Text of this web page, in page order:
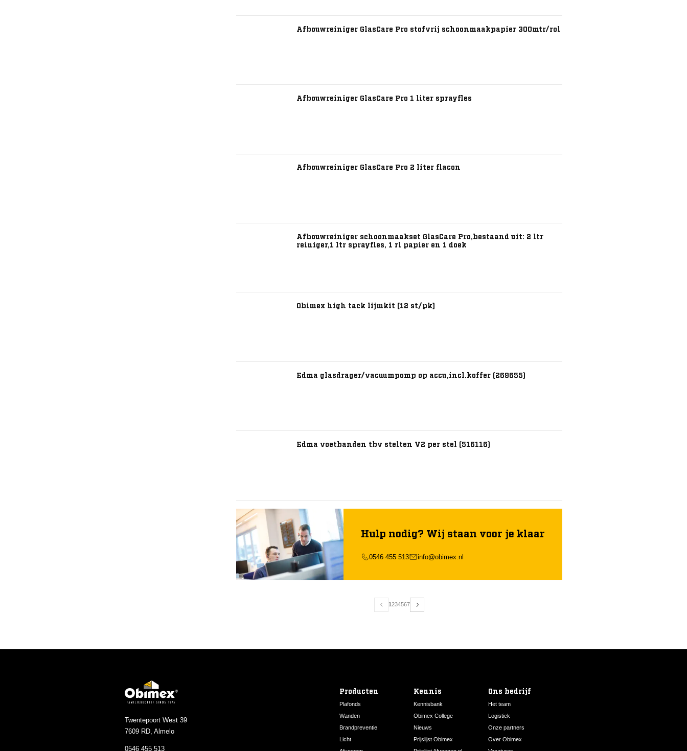
Afbouwreiniger GlasCare Pro stofvrij schoonmaakpapier 300mtr/rol
Afbouwreiniger GlasCare Pro 1 liter sprayfles
Afbouwreiniger GlasCare Pro 2 liter flacon
Afbouwreiniger schoonmaakset GlasCare Pro,bestaand uit: 2 ltr
reiniger,1 ltr sprayfles, 1 rl papier en 1 doek
Obimex high tack lijmkit (12 st/pk)
Edma glasdrager/vacuumpomp op accu,incl.koffer (269655)
Edma voetbanden tbv stelten V2 per stel (516116)
Hulp nodig? Wij staan voor je klaar
0546 455 513 info@obimex.nl
1234567
Twentepoort West 39
7609 RD, Almelo
0546 455 513
Producten
Plafonds
Wanden
Brandpreventie
Licht
Kennis
Kennisbank
Obimex College
Nieuws
Prijslijst Obimex
Ons bedrijf
Het team
Logistiek
Onze partners
Over Obimex